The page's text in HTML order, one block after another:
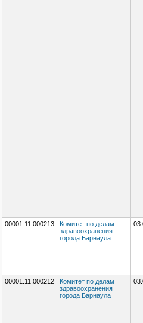
00001.11.000213
Комитет по делам
здравоохранения
города Барнаула
00001.11.000212
Комитет по делам
здравоохранения
города Барнаула